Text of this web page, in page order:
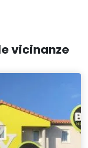
vicinanze